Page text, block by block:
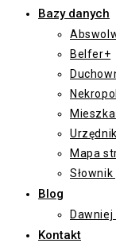
Bazy danych
Belfer+
Mapa
Blog
Kontakt